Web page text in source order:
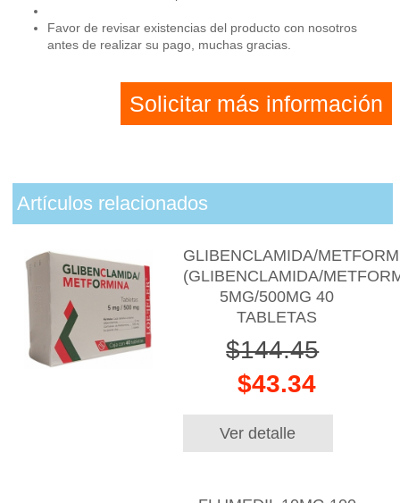
Favor de revisar existencias del producto con nosotros
antes de realizar su pago, muchas gracias.
Solicitar más información
Artículos relacionados
GLIBENCLAMIDA/
(GLIBENCLAMIDA/
5MG/500MG 40
TABLETAS
$144.45
$43.34
Ver detalle